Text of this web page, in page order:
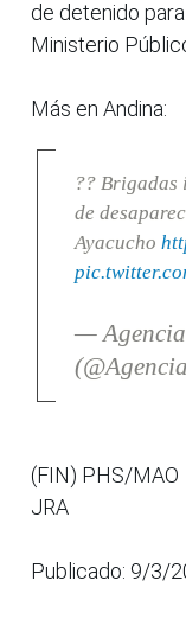
de detenido
Ministerio
Más en Andina:
?? Brigadas
de
Ayacucho
—
(FIN) PHS/MAO
JRA
Publicado: 9/3/